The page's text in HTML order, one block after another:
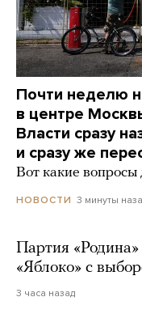
Почти неделю
в центре
Власти сразу
и сразу же
Вот какие вопросы
НОВОСТИ 3 минуты
Партия «Родина»
«Яблоко» с
3 часа назад